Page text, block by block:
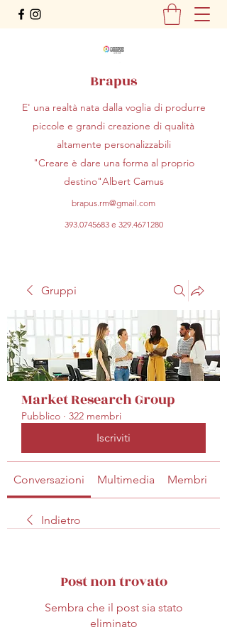
Brapus
E' una realtà nata dalla voglia di produrre
piccole e grandi creazione di qualità
altamente personalizzabili
"Creare è dare una forma al proprio
destino"Albert Camus
brapus.rm@gmail.com
393.0745683e 329.4671280
Gruppi
Market Research Group
Pubblico · 322 membri
Iscriviti
Conversazioni Multimedia Membri
Indietro
Post non trovato
Sembra che il post sia stato
eliminato